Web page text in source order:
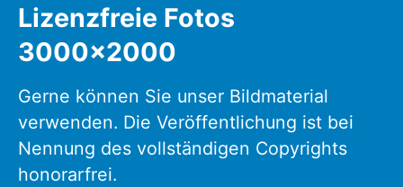
Lizenzfreie Fotos
3000x2000
Gerne können Sie unser Bildmaterial
verwenden. Die Veröffentlichung ist bei
Nennung des vollständigen Copyrights
honorarfrei.